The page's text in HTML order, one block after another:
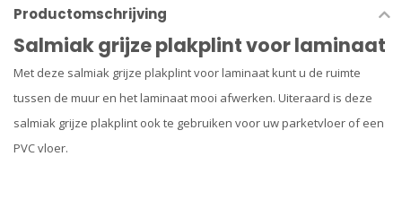
Productomschrijving
Salmiak grijze plakplint voor laminaat
Met deze salmiak grijze plakplint voor laminaat kunt u de ruimte
tussen de muur en het laminaat mooi afwerken. Uiteraard is deze
salmiak grijze plakplint ook te gebruiken voor uw parketvloer of een
PVC vloer.